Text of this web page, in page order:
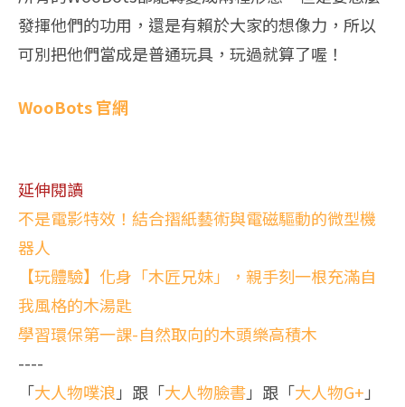
發揮他們的功用，還是有賴於大家的想像力，所以
可別把他們當成是普通玩具，玩過就算了喔！
WooBots 官網
延伸閱讀
不是電影特效！結合摺紙藝術與電磁驅動的微型機
器人
【玩體驗】化身「木匠兄妹」，親手刻一根充滿自
我風格的木湯匙
學習環保第一課-自然取向的木頭樂高積木
----
「大人物噗浪 」跟「大人物臉書」跟「大人物G+ 」